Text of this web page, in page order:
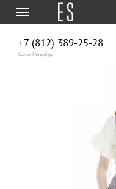
Меню
+7 (812) 389-25-28
Санкт-Петербург